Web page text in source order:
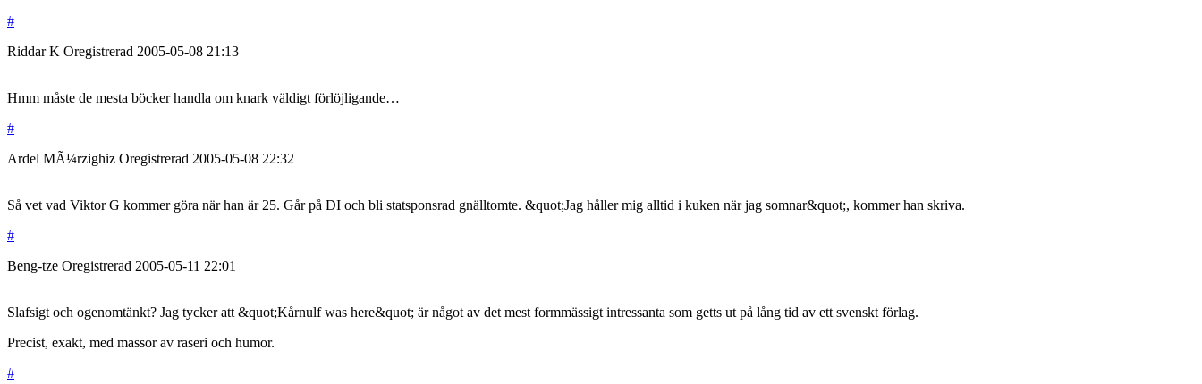
#
Riddar K Oregistrerad 2005-05-08 21:13
Hmm måste de mesta böcker handla om knark väldigt förlöjligande…
#
Ardel MÃ¼rzighiz Oregistrerad 2005-05-08 22:32
Så vet vad Viktor G kommer göra när han är 25. Går på DI och bli statsponsrad gnälltomte. &quot;Jag håller mig alltid i kuken när jag somnar&quot;, kommer han skriva.
#
Beng-tze Oregistrerad 2005-05-11 22:01
Slafsigt och ogenomtänkt? Jag tycker att &quot;Kårnulf was here&quot; är något av det mest formmässigt intressanta som getts ut på lång tid av ett svenskt förlag.
Precist, exakt, med massor av raseri och humor.
#